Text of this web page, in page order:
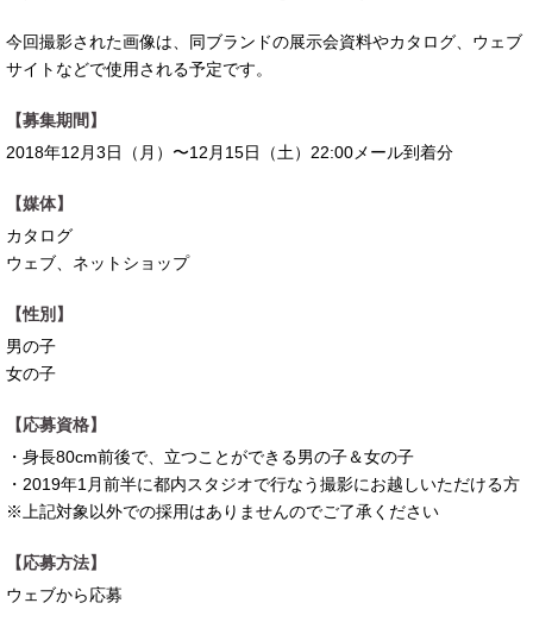
今回撮影された画像は、同ブランドの展示会資料やカタログ、ウェブ
サイトなどで使用される予定です。
【募集期間】
2018年12月3日（月）〜12月15日（土）22:00メール到着分
【媒体】
カタログ
ウェブ、ネットショップ
【性別】
男の子
女の子
【応募資格】
・身長80cm前後で、立つことができる男の子＆女の子
・2019年1月前半に都内スタジオで行なう撮影にお越しいただける方
※上記対象以外での採用はありませんのでご了承ください
【応募方法】
ウェブから応募